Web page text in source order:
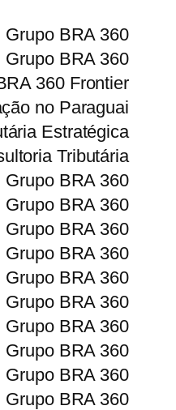
BRA 360
BRA 360
360 Frontier
no Paraguai
Estratégica
Tributária
BRA 360
Grupo BRA 360
BRA 360
BRA 360
BRA 360
BRA 360
BRA 360
BRA 360
BRA 360
BRA 360